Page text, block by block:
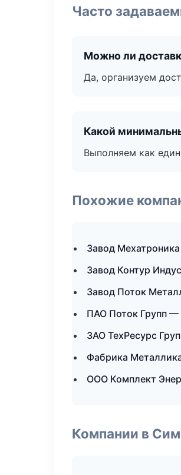
Часто
Можно ли
Да, организуем
Какой
Выполняем как
Похожие
Завод
Завод Контур
Завод Поток
ПАО Поток Групп
ЗАО ТехРесурс
Фабрика
ООО Комплект
Компании в